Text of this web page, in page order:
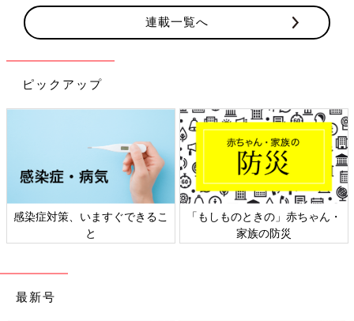
連載一覧へ
ピックアップ
感染症対策、いますぐできるこ
と
「もしものときの」赤ちゃん・
家族の防災
最新号